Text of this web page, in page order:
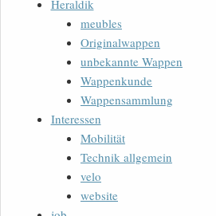
Heraldik
meubles
Originalwappen
unbekannte Wappen
Wappenkunde
Wappensammlung
Interessen
Mobilität
Technik allgemein
velo
website